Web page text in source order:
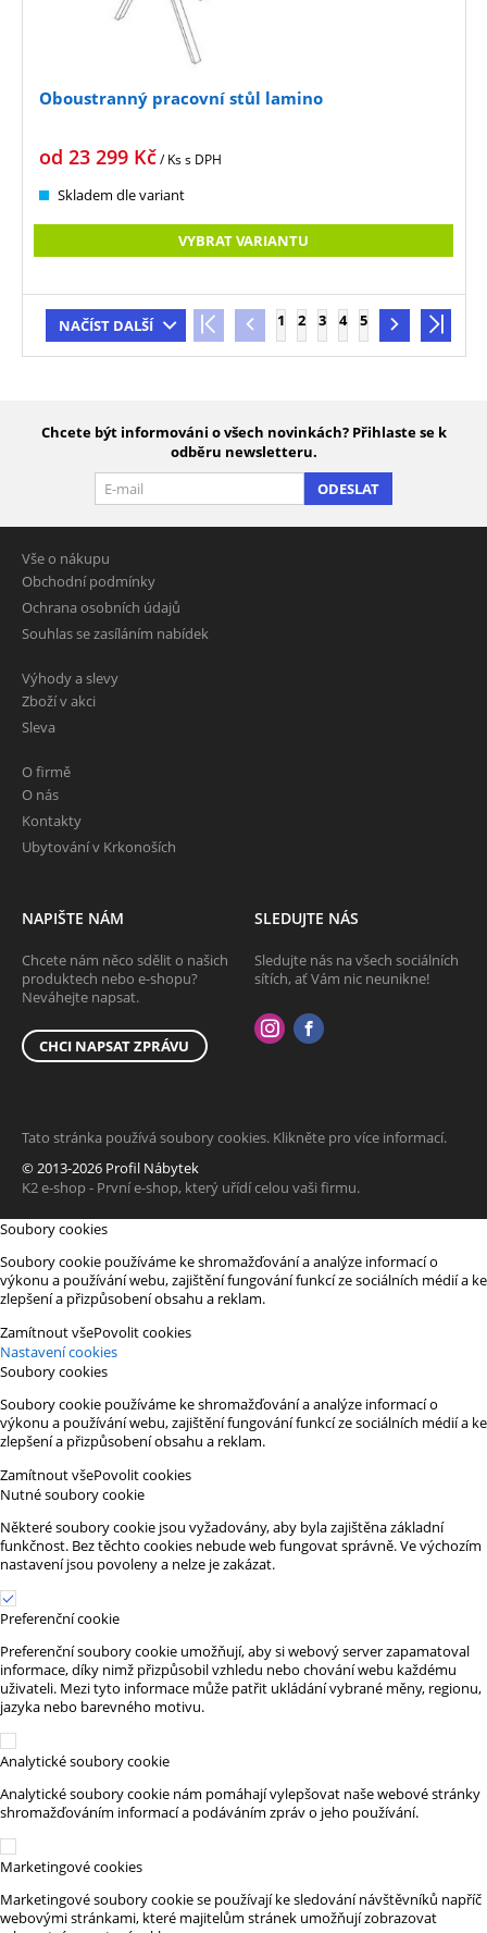
Oboustranný pracovní stůl lamino
od 23 299 Kč/ Kss DPH
Skladem dle variant
VYBRAT VARIANTU
NAČÍST DALŠÍ 1 2 3 4 5
Chcete být informováni o všech novinkách? Přihlaste se k
odběru newsletteru.
ODESLAT
Vše o nákupu
Obchodní podmínky
Ochrana osobních údajů
Souhlas se zasíláním nabídek
Výhody a slevy
Zboží v akci
Sleva
O firmě
O nás
Kontakty
Ubytování v Krkonoších
NAPIŠTE NÁM
Chcete nám něco sdělit o našich
produktech nebo e-shopu?
Neváhejte napsat.
CHCI NAPSAT ZPRÁVU
SLEDUJTE NÁS
Sledujte nás na všech sociálních
sítích, ať Vám nic neunikne!
Tato stránka používá soubory cookies. Klikněte pro více informací.
© 2013-2026 Profil Nábytek
K2 e-shop - První e-shop, který uřídí celou vaši firmu.
Soubory cookies
Soubory cookie používáme ke shromažďování a analýze informací o
výkonu a používání webu, zajištění fungování funkcí ze sociálních médií a ke
zlepšení a přizpůsobení obsahu a reklam.
Zamítnout všePovolit cookies
Nastavení cookies
Soubory cookies
Soubory cookie používáme ke shromažďování a analýze informací o
výkonu a používání webu, zajištění fungování funkcí ze sociálních médií a ke
zlepšení a přizpůsobení obsahu a reklam.
Zamítnout všePovolit cookies
Nutné soubory cookie
Některé soubory cookie jsou vyžadovány, aby byla zajištěna základní
funkčnost. Bez těchto cookies nebude web fungovat správně. Ve výchozím
nastavení jsou povoleny a nelze je zakázat.
Preferenční cookie
Preferenční soubory cookie umožňují, aby si webový server zapamatoval
informace, díky nimž přizpůsobil vzhledu nebo chování webu každému
uživateli. Mezi tyto informace může patřit ukládání vybrané měny, regionu,
jazyka nebo barevného motivu.
Analytické soubory cookie
Analytické soubory cookie nám pomáhají vylepšovat naše webové stránky
shromažďováním informací a podáváním zpráv o jeho používání.
Marketingové cookies
Marketingové soubory cookie se používají ke sledování návštěvníků napříč
webovými stránkami, které majitelům stránek umožňují zobrazovat